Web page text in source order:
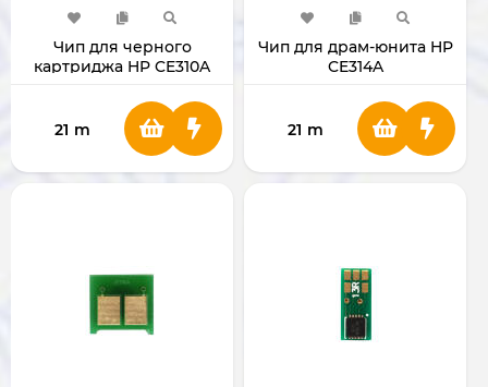
Чип для черного
картриджа HP CE310A
21 m
Чип для драм-юнита HP
CE314A
21 m